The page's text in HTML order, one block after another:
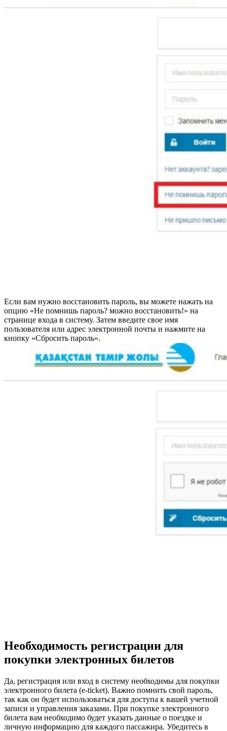
Если вам нужно восстановить пароль, вы можете нажать на
опцию «Не помнишь пароль? можно восстановить!» на
странице входа в систему. Затем введите свое имя
пользователя или адрес электронной почты и нажмите на
кнопку «Сбросить пароль».
Необходимость регистрации для
покупки электронных билетов
Да, регистрация или вход в систему необходимы для покупки
электронного билета (e-ticket). Важно помнить свой пароль,
так как он будет использоваться для доступа к вашей учетной
записи и управления заказами. При покупке электронного
билета вам необходимо будет указать данные о поездке и
личную информацию для каждого пассажира. Убедитесь в